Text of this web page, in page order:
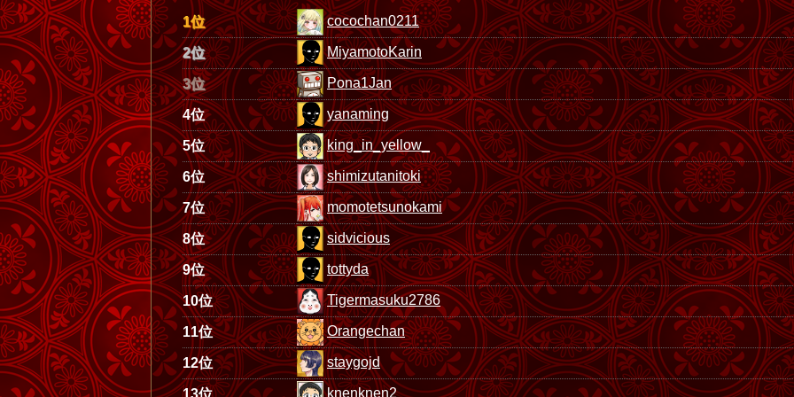
1位 cocochan0211
2位 MiyamotoKarin
3位 Pona1Jan
4位 yanaming
5位 king_in_yellow_
6位 shimizutanitoki
7位 momotetsunokami
8位 sidvicious
9位 tottyda
10位 Tigermasuku2786
11位 Orangechan
12位 staygojd
13位 knenknen2